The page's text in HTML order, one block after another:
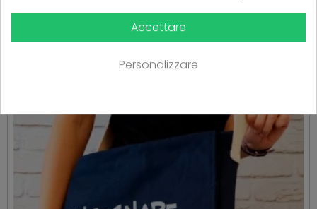
( 16 altri prodotti nella stessa categoria )
Accettare
Personalizzare